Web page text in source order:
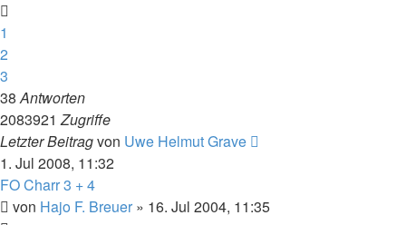
1
2
3
38Antworten
2083921Zugriffe
Letzter Beitragvon Uwe Helmut Grave
1. Jul 2008, 11:32
FO Charr 3 + 4
von Hajo F. Breuer » 16. Jul 2004, 11:35